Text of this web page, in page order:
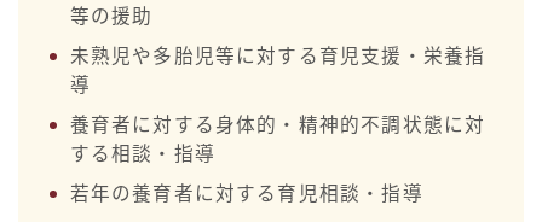
等の援助
未熟児や多胎児等に対する育児支援・栄養指
導
養育者に対する身体的・精神的不調状態に対
する相談・指導
若年の養育者に対する育児相談・指導